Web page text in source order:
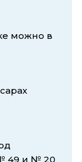
можно в
49 и № 20